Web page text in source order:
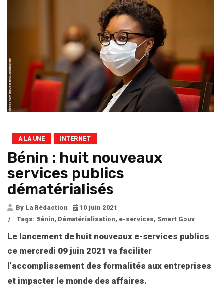
A LA UNE INTERNET
Bénin : huit nouveaux
services publics
dématérialisés
By La Rédaction
10 juin 2021
/
Tags: Bénin, Dématérialisation, e-services, Smart Gouv
Le lancement de huit nouveaux e-services publics
ce mercredi 09 juin 2021 va faciliter
l’accomplissement des formalités aux entreprises
et impacter le monde des affaires.